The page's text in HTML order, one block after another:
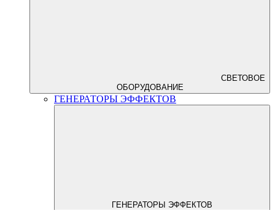
СВЕТОВОЕ
ОБОРУДОВАНИЕ
ГЕНЕРАТОРЫ ЭФФЕКТОВ
ГЕНЕРАТОРЫ ЭФФЕКТОВ